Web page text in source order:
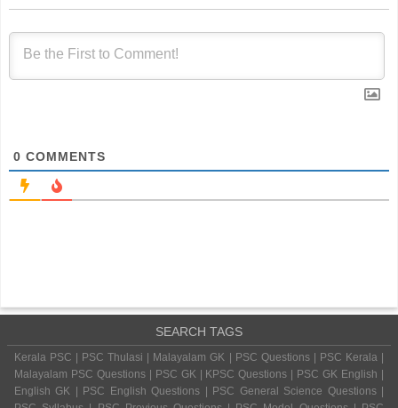
0 COMMENTS
SEARCH TAGS
Kerala PSC | PSC Thulasi | Malayalam GK | PSC Questions | PSC Kerala |
Malayalam PSC Questions | PSC GK | KPSC Questions | PSC GK English |
English GK | PSC English Questions | PSC General Science Questions |